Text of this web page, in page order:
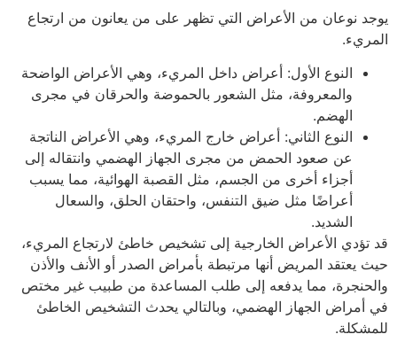
يوجد نوعان من الأعراض التي تظهر على من يعانون من ارتجاع
المريء.
النوع الأول: أعراض داخل المريء، وهي الأعراض الواضحة
والمعروفة، مثل الشعور بالحموضة والحرقان في مجرى
الهضم.
النوع الثاني: أعراض خارج المريء، وهي الأعراض الناتجة
عن صعود الحمض من مجرى الجهاز الهضمي وانتقاله إلى
أجزاء أخرى من الجسم، مثل القصبة الهوائية، مما يسبب
أعراضًا مثل ضيق التنفس، واحتقان الحلق، والسعال
الشديد.
قد تؤدي الأعراض الخارجية إلى تشخيص خاطئ لارتجاع المريء،
حيث يعتقد المريض أنها مرتبطة بأمراض الصدر أو الأنف والأذن
والحنجرة، مما يدفعه إلى طلب المساعدة من طبيب غير مختص
في أمراض الجهاز الهضمي، وبالتالي يحدث التشخيص الخاطئ
للمشكلة.